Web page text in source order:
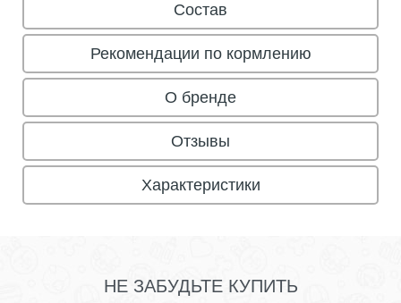
Состав
Рекомендации по кормлению
О бренде
Отзывы
Характеристики
НЕ ЗАБУДЬТЕ КУПИТЬ